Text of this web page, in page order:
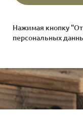
Нажимая кнопку
персональных